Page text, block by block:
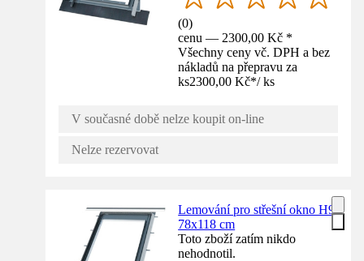
(0)
cenu — 2300,00 Kč *
Všechny ceny vč. DPH a bez
nákladů na přepravu za
ks2300,00 Kč*/ ks
V současné době nelze koupit on-line
Nelze rezervovat
Lemování pro střešní okno H9
78x118 cm
Toto zboží zatím nikdo
nehodnotil.